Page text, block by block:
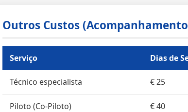
Outros Custos
Serviço Dias de
Técnico especialista € 25
Piloto (Co-Piloto) € 40